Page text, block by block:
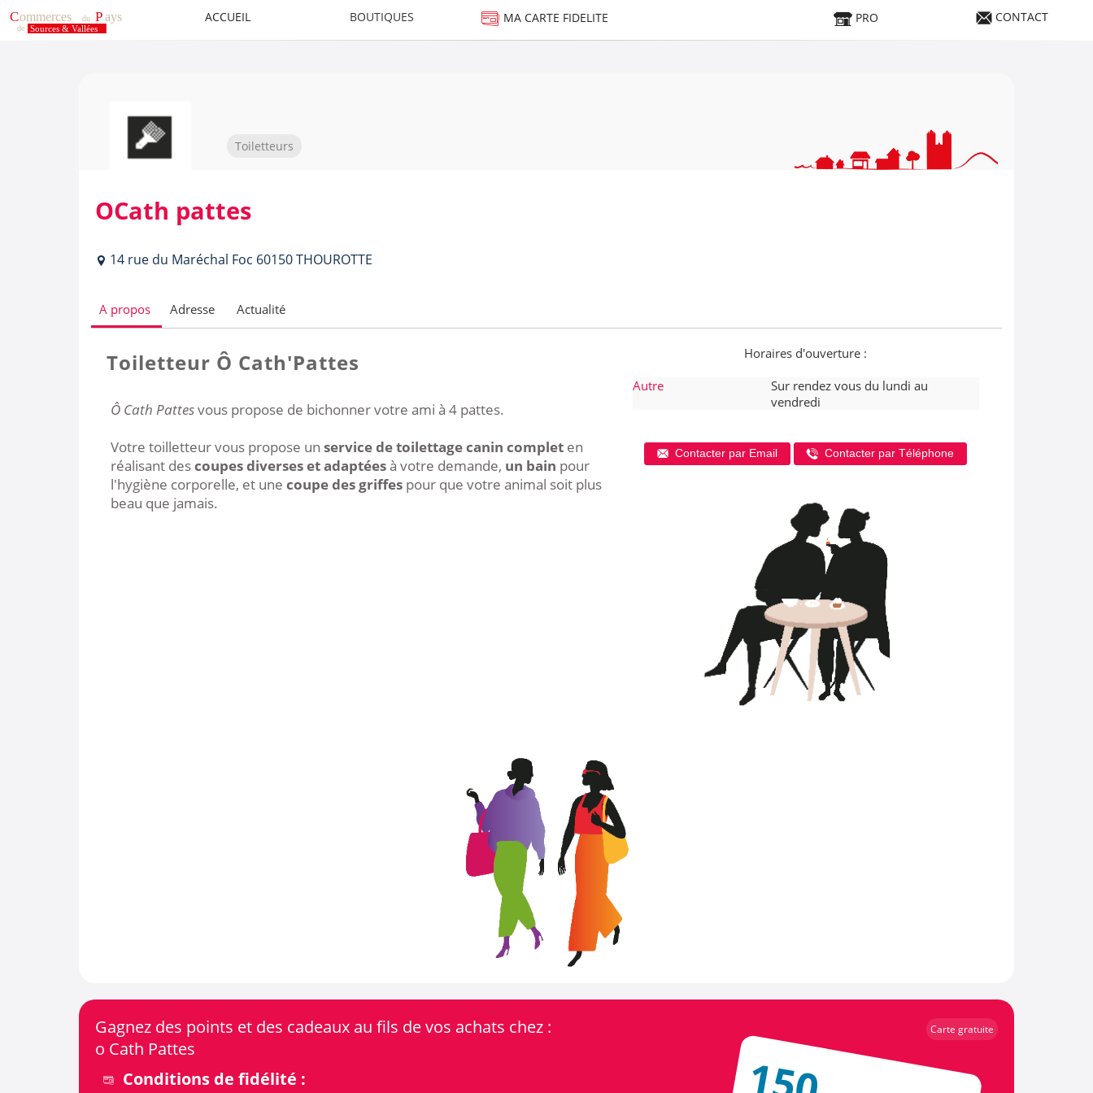
ACCUEIL BOUTIQUES MA CARTE FIDELITE PRO CONTACT
Toiletteurs
OCath pattes
14 rue du Maréchal Foc 60150 THOUROTTE
A propos Adresse Actualité
Toiletteur Ô Cath'Pattes
Ô Cath Pattesvous propose de bichonner votre ami à 4 pattes.
Votre toilletteur vous propose un service de toilettage canin complet en
réalisant descoupes diverses et adaptéesà votre demande, un bain pour
l'hygiène corporelle, et une coupe des griffes pour que votre animal soit plus
beau que jamais.
Horaires d'ouverture :
Autre
Sur rendez vous du lundi au
vendredi
Contacter par Email Contacter par Téléphone
Gagnez des points et des cadeaux au fils de vos achats chez :
o Cath Pattes
Conditions de fidélité :
Carte gratuite